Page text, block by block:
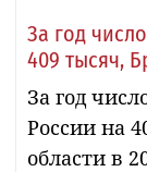
За год
409 тысяч,
За год
России на
области в